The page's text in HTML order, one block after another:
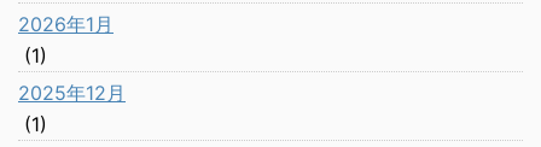
2026年1月
(1)
2025年12月
(1)